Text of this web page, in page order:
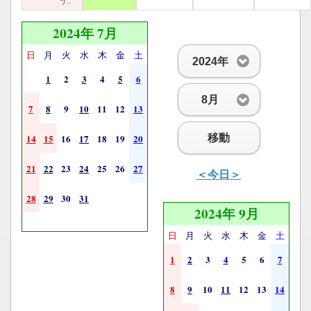
2024年
8月
移動
＜今日＞
2024年 7月
日 月 火 水 木 金 土
1 2 3 4 5 6
7 8 9 10 11 12 13
14 15 16 17 18 19 20
21 22 23 24 25 26 27
28 29 30 31
2024年 9月
日 月 火 水 木 金 土
1 2 3 4 5 6 7
8 9 10 11 12 13 14